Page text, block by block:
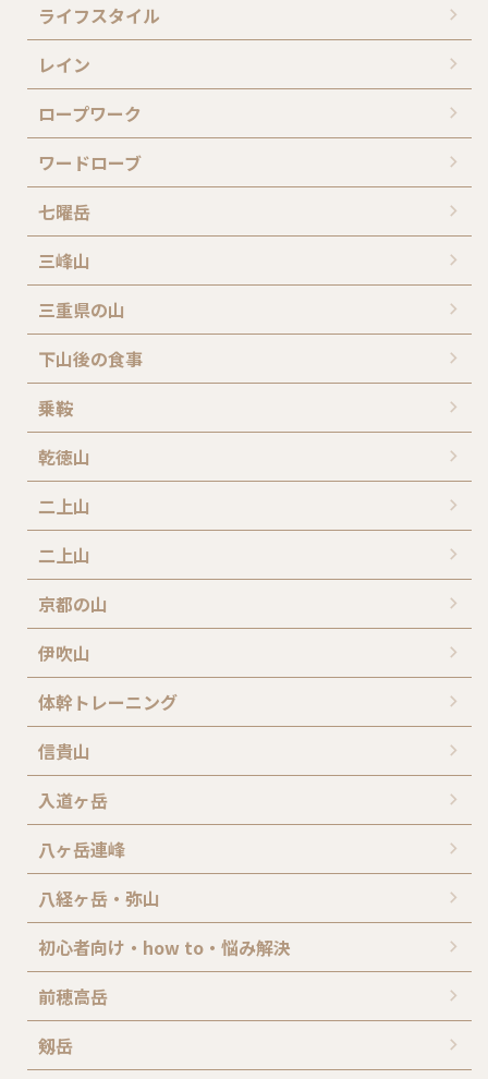
ライフスタイル
レイン
ロープワーク
ワードローブ
七曜岳
三峰山
三重県の山
下山後の食事
乗鞍
乾徳山
二上山
二上山
京都の山
伊吹山
体幹トレーニング
信貴山
入道ヶ岳
八ヶ岳連峰
八経ヶ岳・弥山
初心者向け・how to・悩み解決
前穂高岳
剱岳